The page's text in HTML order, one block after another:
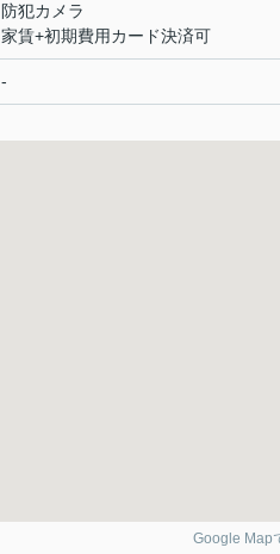
防犯カメラ
家賃+初期費用カード決済可
-
Google Map